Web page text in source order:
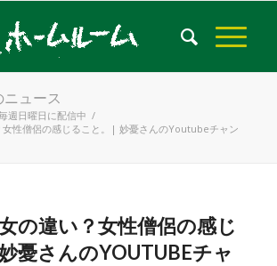
ュース
週日曜日に配信中 /
女性僧侶の感じること。| 妙憂さんのYoutubeチャン
の違い？女性僧侶の感じ
憂さんのYOUTUBEチャ